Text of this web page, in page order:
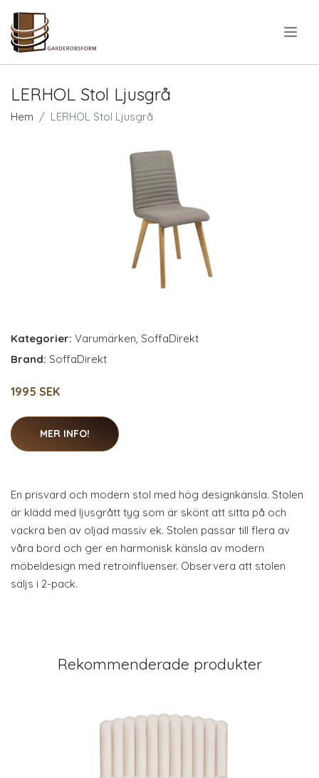
LERHOL Stol Ljusgrå
Hem LERHOL Stol Ljusgrå
Kategorier: Varumärken, SoffaDirekt
Brand: SoffaDirekt
1995 SEK
MER INFO!
En prisvärd och modern stol med hög designkänsla. Stolen
är klädd med ljusgrått tyg som är skönt att sitta på och
vackra ben av oljad massiv ek. Stolen passar till flera av
våra bord och ger en harmonisk känsla av modern
möbeldesign med retroinfluenser. Observera att stolen
säljs i 2-pack.
Rekommenderade produkter